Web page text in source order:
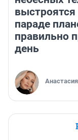
параде
правильно
день